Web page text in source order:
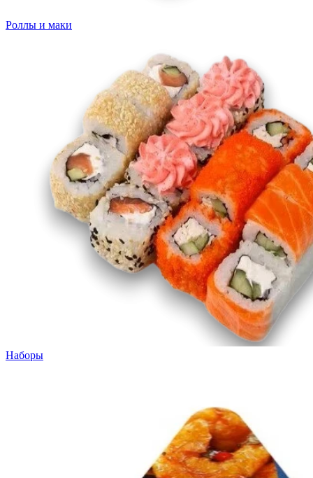
Роллы и маки
Наборы